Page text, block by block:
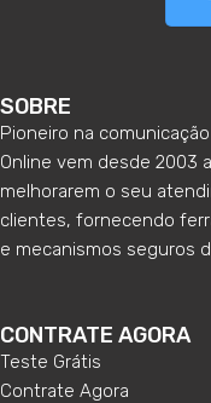
SOBRE
Pioneiro na
Online vem desde 2003
melhorarem o seu
clientes, fornecendo
e mecanismos seguros
CONTRATE AGORA
Teste Grátis
Contrate Agora